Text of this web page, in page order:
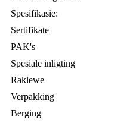
Spesifikasie:
Sertifikate
PAK's
Spesiale inligting
Raklewe
Verpakking
Berging